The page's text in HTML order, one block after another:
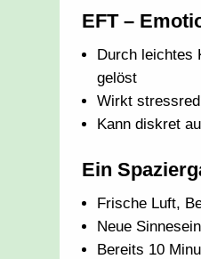
EFT –
Durch leichtes
gelöst
Wirkt
Kann diskret
Ein
Frische Luft,
Neue
Bereits 10